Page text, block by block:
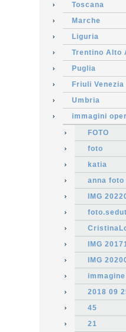
Toscana
Marche
Liguria
Trentino Alto
Puglia
Friuli
Umbria
immagini
FOTO
foto
katia
anna foto
IMG
IMG
IMG
immagine
2018 09
45
21